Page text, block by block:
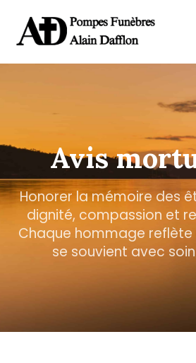
Avis
Honorer la mémoire des
dignité, compassion et
Chaque hommage reflète
se souvient avec